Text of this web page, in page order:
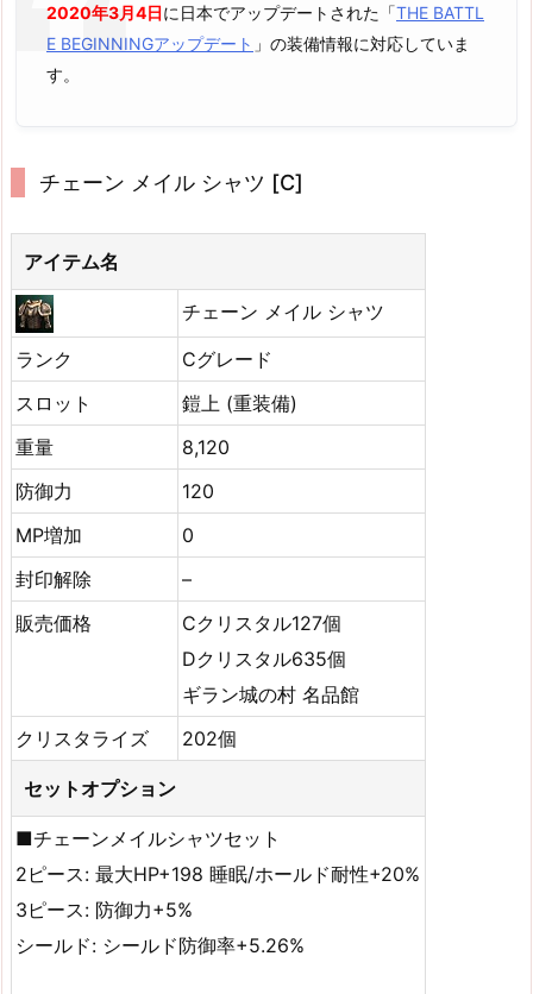
2020年3月4日に日本でアップデートされた「THE BATTL
E BEGINNINGアップデート 」の装備情報に対応していま
す。
チェーン メイル シャツ [C]
アイテム名
チェーン メイル シャツ
ランク
Cグレード
スロット
鎧上 (重装備)
重量
8,120
防御力
120
MP増加
0
封印解除
–
販売価格
Cクリスタル127個
Dクリスタル635個
ギラン城の村 名品館
クリスタライズ
202個
セットオプション
■チェーンメイルシャツセット
2ピース: 最大HP+198 睡眠/ホールド耐性+20%
3ピース: 防御力+5%
シールド: シールド防御率+5.26%